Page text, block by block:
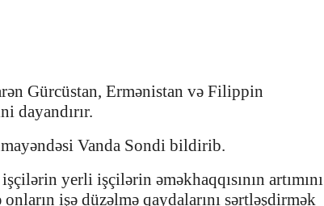
Gürcüstan, Ermənistan və Filippin
dayandırır.
Vanda Sondi bildirib.
yerli işçilərin əməkhaqqısının artımını
işə düzəlmə qaydalarını sərtləşdirmək